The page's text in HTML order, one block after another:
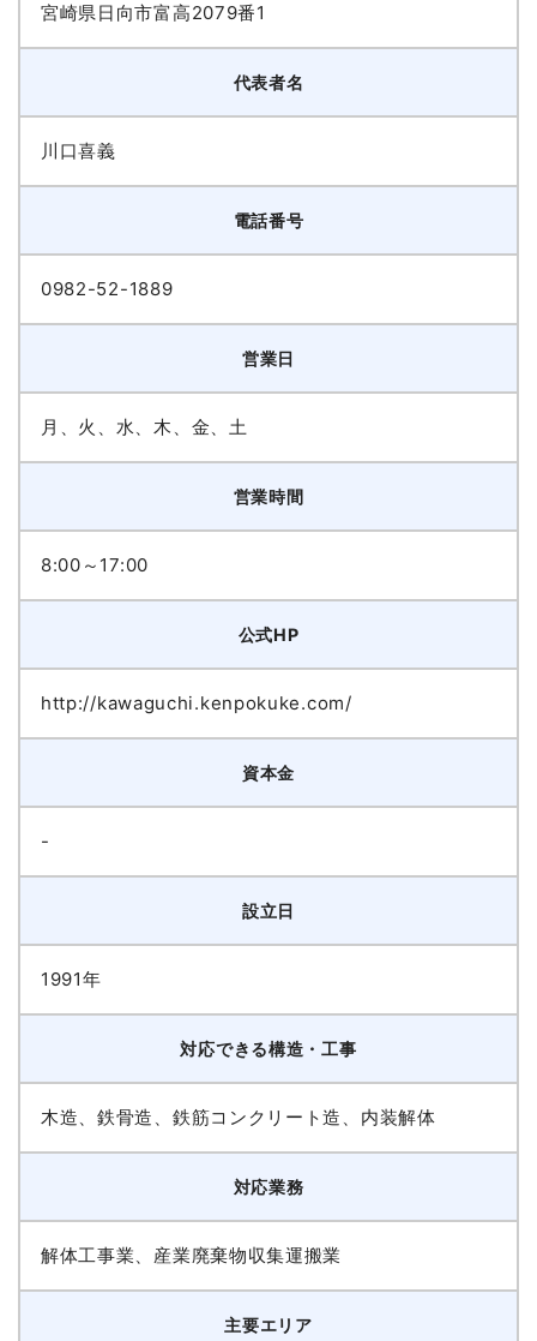
宮崎県日向市富高2079番1
代表者名
川口喜義
電話番号
0982-52-1889
営業日
月、火、水、木、金、土
営業時間
8:00～17:00
公式HP
http://kawaguchi.kenpokuke.com/
資本金
-
設立日
1991年
対応できる構造・工事
木造、鉄骨造、鉄筋コンクリート造、内装解体
対応業務
解体工事業、産業廃棄物収集運搬業
主要エリア